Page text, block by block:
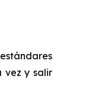
vez y salir